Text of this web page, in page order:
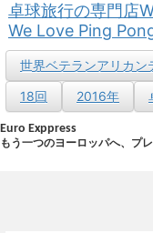
卓球旅行の専門店
We Love Ping
世界ベテランアリカン
18回
2016年
Euro Exppress
もう一つのヨーロッパへ、プ